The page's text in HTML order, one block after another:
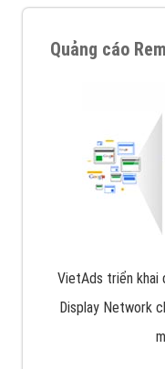
Quảng cáo
VietAds triển khai
Display Network